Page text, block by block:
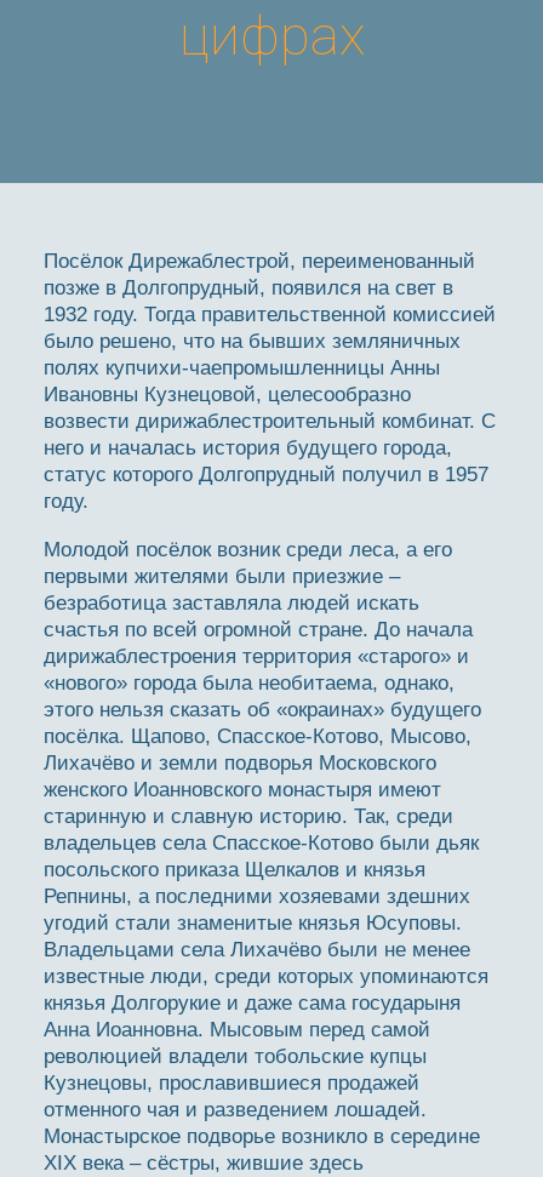
цифрах
Посёлок Дирежаблестрой, переименованный
позже в Долгопрудный, появился на свет в
1932 году. Тогда правительственной комиссией
было решено, что на бывших земляничных
полях купчихи-чаепромышленницы Анны
Ивановны Кузнецовой, целесообразно
возвести дирижаблестроительный комбинат. С
него и началась история будущего города,
статус которого Долгопрудный получил в 1957
году.
Молодой посёлок возник среди леса, а его
первыми жителями были приезжие –
безработица заставляла людей искать
счастья по всей огромной стране. До начала
дирижаблестроения территория «старого» и
«нового» города была необитаема, однако,
этого нельзя сказать об «окраинах» будущего
посёлка. Щапово, Спасское-Котово, Мысово,
Лихачёво и земли подворья Московского
женского Иоанновского монастыря имеют
старинную и славную историю. Так, среди
владельцев села Спасское-Котово были дьяк
посольского приказа Щелкалов и князья
Репнины, а последними хозяевами здешних
угодий стали знаменитые князья Юсуповы.
Владельцами села Лихачёво были не менее
известные люди, среди которых упоминаются
князья Долгорукие и даже сама государыня
Анна Иоанновна. Мысовым перед самой
революцией владели тобольские купцы
Кузнецовы, прославившиеся продажей
отменного чая и разведением лошадей.
Монастырское подворье возникло в середине
XIX века – сёстры, жившие здесь